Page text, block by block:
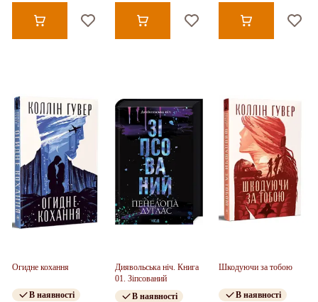
Огидне кохання
В наявності
Диявольська ніч. Книга
01. Зіпсований
В наявності
Шкодуючи за тобою
В наявності